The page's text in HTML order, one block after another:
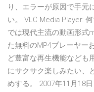
り、エラーが原因で手元
い。 VLC Media Player:
では現代主流の動画形式
た無料のMP4プレーヤー
ど豊富な再生機能なども
にサクサク楽しみたい、
めする。 2007年11月18